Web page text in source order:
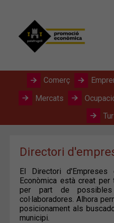
Comerç
Mercats
Directori
El Directori
Econòmica està creat
per part de
col·laboradores. Alhora
posicionament als
municipi.